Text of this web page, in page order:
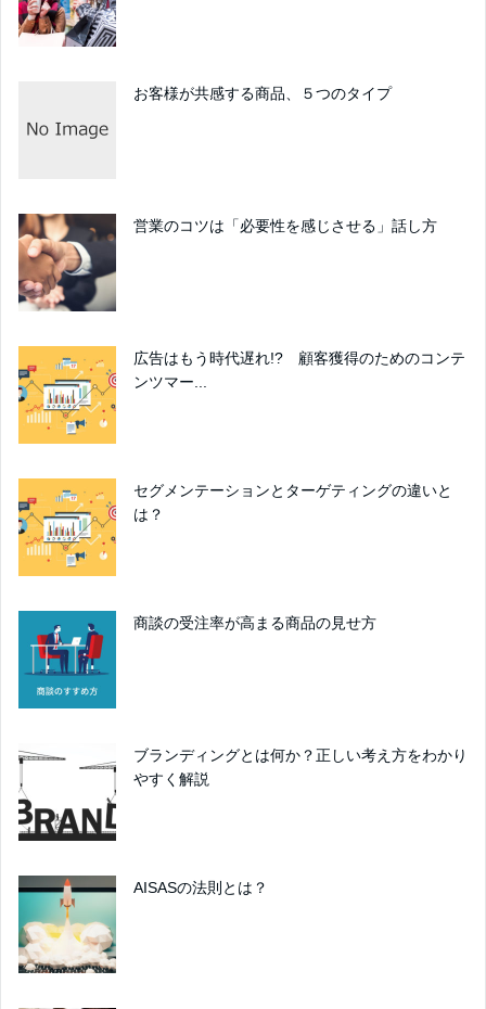
お客様が共感する商品、５つのタイプ
営業のコツは「必要性を感じさせる」話し方
広告はもう時代遅れ!? 顧客獲得のためのコンテ
ンツマー...
セグメンテーションとターゲティングの違いと
は？
商談の受注率が高まる商品の見せ方
ブランディングとは何か？正しい考え方をわかり
やすく解説
AISASの法則とは？